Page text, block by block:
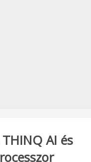
AI és